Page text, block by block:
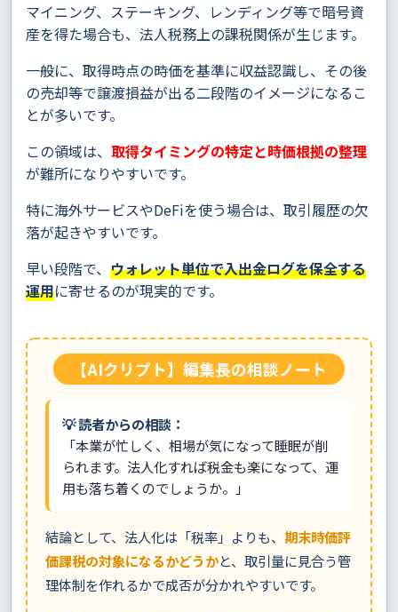
マイニング、ステーキング、レンディング等で暗号資
産を得た場合も、法人税務上の課税関係が生じます。
一般に、取得時点の時価を基準に収益認識し、その後
の売却等で譲渡損益が出る二段階のイメージになるこ
とが多いです。
この領域は、 取得タイミングの特定と時価根拠の整理
が難所になりやすいです。
特に海外サービスやDeFiを使う場合は、取引履歴の欠
落が起きやすいです。
早い段階で、 ウォレット単位で入出金ログを保全する
運用に寄せるのが現実的です。
【AIクリプト】編集長の相談ノート
💡 読者からの相談：
「本業が忙しく、相場が気になって睡眠が削
られます。法人化すれば税金も楽になって、運
用も落ち着くのでしょうか。」
結論として、法人化は「税率」よりも、 期末時価評
価課税の対象になるかどうかと、取引量に見合う管
理体制を作れるかで成否が分かれやすいです。